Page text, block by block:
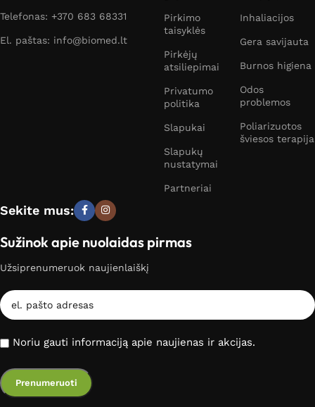
Telefonas: +370 683 68331
El. paštas: info@biomed.lt
Pirkimo
taisyklės
Pirkėjų
atsiliepimai
Privatumo
politika
Slapukai
Slapukų
nustatymai
Partneriai
Inhaliacijos
Gera savijauta
Burnos higiena
Odos
problemos
Poliarizuotos
šviesos terapija
Sekite mus:
Sužinok apie nuolaidas pirmas
Užsiprenumeruok naujienlaiškį
Noriu gauti informaciją apie naujienas ir akcijas.